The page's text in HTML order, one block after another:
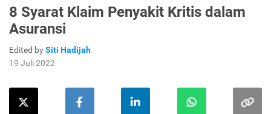
8 Syarat Klaim Penyakit Kritis dalam
Asuransi
Edited bySiti Hadijah
19 Juli 2022